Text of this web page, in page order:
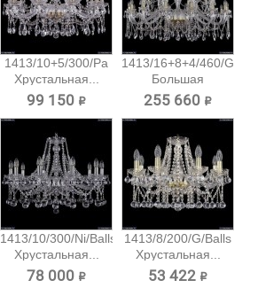
1413/10+5/300/Pa
Хрустальная...
99 150 ₽
1413/16+8+4/460/G
Большая
хрустальная...
255 660 ₽
1413/10/300/Ni/Balls
Хрустальная...
78 000 ₽
1413/8/200/G/Balls
Хрустальная...
53 422 ₽